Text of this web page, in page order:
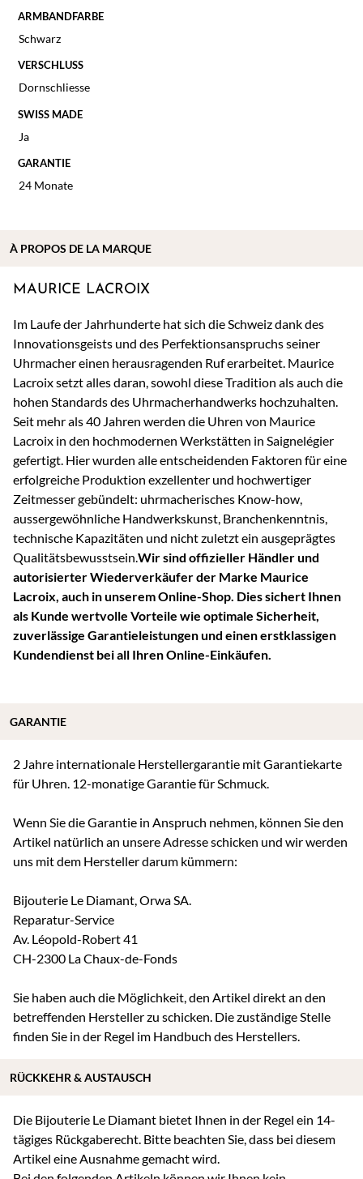
ARMBANDFARBE
Schwarz
VERSCHLUSS
Dornschliesse
SWISS MADE
Ja
GARANTIE
24 Monate
MAURICE LACROIX
Im Laufe der Jahrhunderte hat sich die Schweiz dank des
Innovationsgeists und des Perfektionsanspruchs seiner
Uhrmacher einen herausragenden Ruf erarbeitet. Maurice
Lacroix setzt alles daran, sowohl diese Tradition als auch die
hohen Standards des Uhrmacherhandwerks hochzuhalten.
Seit mehr als 40 Jahren werden die Uhren von Maurice
Lacroix in den hochmodernen Werkstätten in Saignelégier
gefertigt. Hier wurden alle entscheidenden Faktoren für eine
erfolgreiche Produktion exzellenter und hochwertiger
Zeitmesser gebündelt: uhrmacherisches Know-how,
aussergewöhnliche Handwerkskunst, Branchenkenntnis,
technische Kapazitäten und nicht zuletzt ein ausgeprägtes
Qualitätsbewusstsein. Wir sind offizieller Händler und
autorisierter Wiederverkäufer der Marke Maurice
Lacroix, auch in unserem Online-Shop. Dies sichert Ihnen
als Kunde wertvolle Vorteile wie optimale Sicherheit,
zuverlässige Garantieleistungen und einen erstklassigen
Kundendienst bei all Ihren Online-Einkäufen.
2 Jahre internationale Herstellergarantie mit Garantiekarte
für Uhren. 12-monatige Garantie für Schmuck.
Wenn Sie die Garantie in Anspruch nehmen, können Sie den
Artikel natürlich an unsere Adresse schicken und wir werden
uns mit dem Hersteller darum kümmern:
Bijouterie Le Diamant, Orwa SA.
Reparatur-Service
Av. Léopold-Robert 41
CH-2300 La Chaux-de-Fonds
Sie haben auch die Möglichkeit, den Artikel direkt an den
betreffenden Hersteller zu schicken. Die zuständige Stelle
finden Sie in der Regel im Handbuch des Herstellers.
Die Bijouterie Le Diamant bietet Ihnen in der Regel ein 14-
tägiges Rückgaberecht. Bitte beachten Sie, dass bei diesem
Artikel eine Ausnahme gemacht wird.
À PROPOS DE LA MARQUE
GARANTIE
RÜCKKEHR & AUSTAUSCH